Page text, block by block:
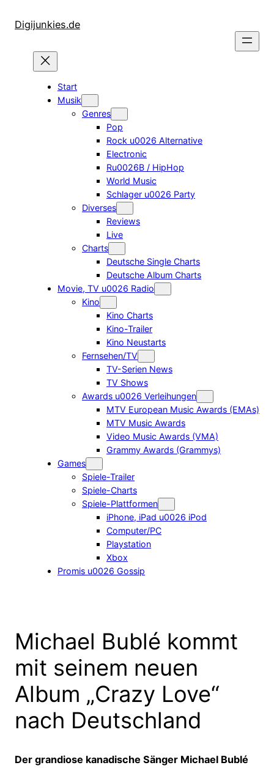
InhaltDigijunkies.de
Start
Musik
Genres
Pop
Rock u0026 Alternative
Electronic
Ru0026B / HipHop
World Music
Schlager u0026 Party
Diverses
Reviews
Live
Charts
Deutsche Single Charts
Deutsche Album Charts
Movie, TV u0026 Radio
Kino
Kino Charts
Kino-Trailer
Kino Neustarts
Fernsehen/TV
TV-Serien News
TV Shows
Awards u0026 Verleihungen
MTV European Music Awards (EMAs)
MTV Music Awards
Video Music Awards (VMA)
Grammy Awards (Grammys)
Games
Spiele-Trailer
Spiele-Charts
Spiele-Plattformen
iPhone, iPad u0026 iPod
Computer/PC
Playstation
Xbox
Promis u0026 Gossip
Michael Bublé kommt
mit seinem neuen
Album „Crazy Love“
nach Deutschland
Der grandiose kanadische Sänger Michael Bublé